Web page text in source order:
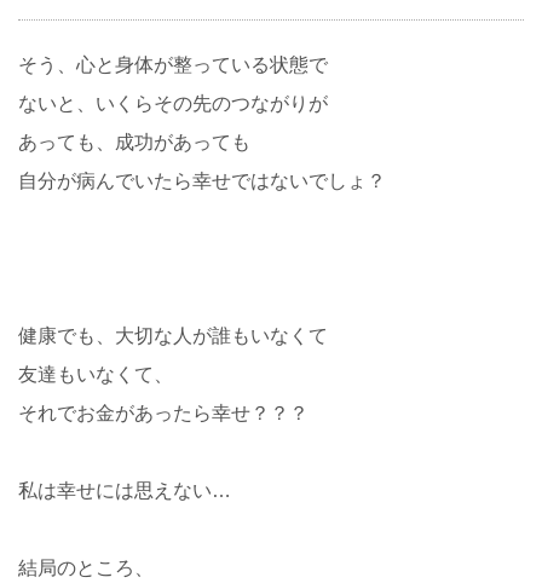
そう、心と身体が整っている状態で
ないと、いくらその先のつながりが
あっても、成功があっても
自分が病んでいたら幸せではないでしょ？
健康でも、大切な人が誰もいなくて
友達もいなくて、
それでお金があったら幸せ？？？
私は幸せには思えない…
結局のところ、